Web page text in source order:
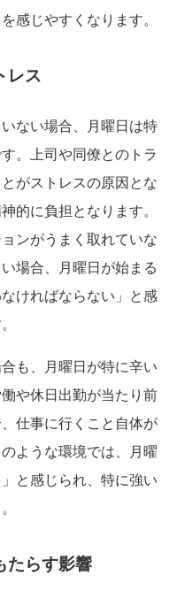
感じやすくなります。
レス
ない場合、月曜日は特
。上司や同僚とのトラ
がストレスの原因とな
的に負担となります。
ンがうまく取れていな
場合、月曜日が始まる
ければならない」と感
も、月曜日が特に辛い
や休日出勤が当たり前
仕事に行くこと自体が
ような環境では、月曜
と感じられ、特に強い
たらす影響